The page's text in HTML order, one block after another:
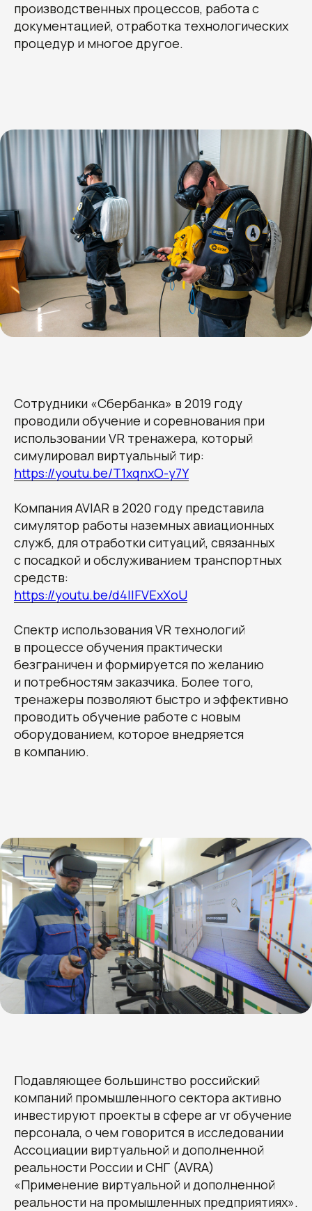
производственных процессов, работа с
документацией, отработка технологических
процедур и многое другое.
Сотрудники «Сбербанка» в 2019 году
проводили обучение и соревнования при
использовании VR тренажера, который
симулировал виртуальный тир:
https://youtu.be/T1xqnxO-y7Y
Компания AVIAR в 2020 году представила
симулятор работы наземных авиационных
служб, для отработки ситуаций, связанных
с посадкой и обслуживанием транспортных
средств:
https://youtu.be/d4lIFVExXoU
Спектр использования VR технологий
в процессе обучения практически
безграничен и формируется по желанию
и потребностям заказчика. Более того,
тренажеры позволяют быстро и эффективно
проводить обучение работе с новым
оборудованием, которое внедряется
в компанию.
Подавляющее большинство российский
компаний промышленного сектора активно
инвестируют проекты в сфере ar vr обучение
персонала, о чем говорится в исследовании
Ассоциации виртуальной и дополненной
реальности России и СНГ (AVRA)
«Применение виртуальной и дополненной
реальности на промышленных предприятиях».